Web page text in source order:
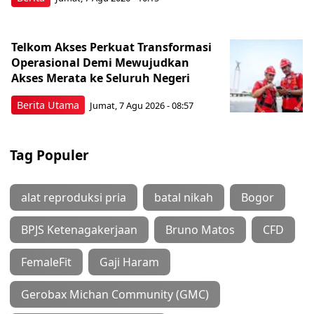
Berita Utama
Telkom Akses Perkuat Transformasi
Operasional Demi Mewujudkan
Akses Merata ke Seluruh Negeri
Jumat, 7 Agu 2026 - 08:57
Tag Populer
alat reproduksi pria batal nikah Bogor
BPJS Ketenagakerjaan Bruno Matos CFD
FemaleFit Gaji Haram
Gerobax Michan Community (GMC)